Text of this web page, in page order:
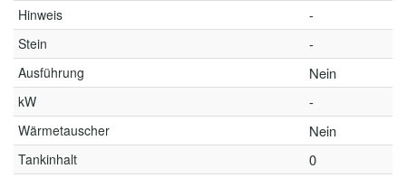
Hinweis -
Stein -
Ausführung Nein
kW -
Wärmetauscher Nein
Tankinhalt 0